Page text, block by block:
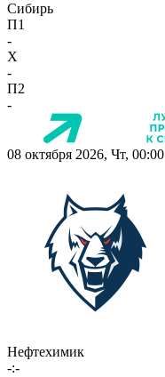
Сибирь
П1
-
X
-
П2
-
08 октября 2026, Чт, 00:00
Нефтехимик
-:-